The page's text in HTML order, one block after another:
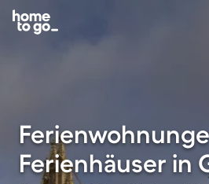
Ferienhäuser in